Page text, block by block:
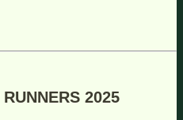
2025